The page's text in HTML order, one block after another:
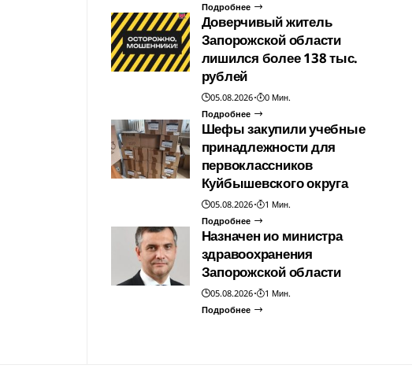
Подробнее
Доверчивый житель
Запорожской области
лишился более 138 тыс.
рублей
05.08.2026
0 Мин.
Подробнее
Шефы закупили учебные
принадлежности для
первоклассников
Куйбышевского округа
05.08.2026
1 Мин.
Подробнее
Назначен ио министра
здравоохранения
Запорожской области
05.08.2026
1 Мин.
Подробнее